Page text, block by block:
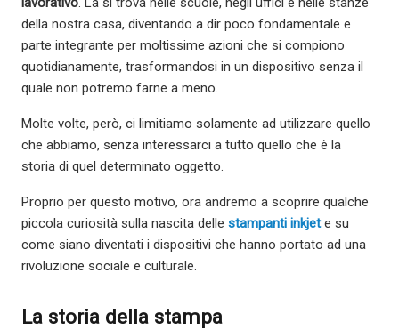
della nostra casa, diventando a dir poco fondamentale e
parte integrante per moltissime azioni che si compiono
quotidianamente, trasformandosi in un dispositivo senza il
quale non potremo farne a meno.
Molte volte, però, ci limitiamo solamente ad utilizzare quello
che abbiamo, senza interessarci a tutto quello che è la
storia di quel determinato oggetto.
Proprio per questo motivo, ora andremo a scoprire qualche
piccola curiosità sulla nascita delle stampanti inkjete su
come siano diventati i dispositivi che hanno portato ad una
rivoluzione sociale e culturale.
La storia della stampa